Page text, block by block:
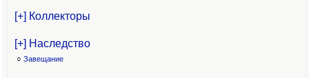
[+] Коллекторы
[+] Наследство
○ Завещание